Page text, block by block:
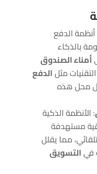
الدفع
بالذكاء
أمناء الصندوق
مثلالدفع
محل هذه
: الأنظمة الذكية
مستهدفة
مما يقلل
فيالتسويق